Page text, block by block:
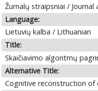
Žurnalų straipsniai / Journal
Language:
Lietuvių kalba / Lithuanian
Title:
Skaičiavimo algoritmų
Alternative Title:
Cognitive reconstruction of